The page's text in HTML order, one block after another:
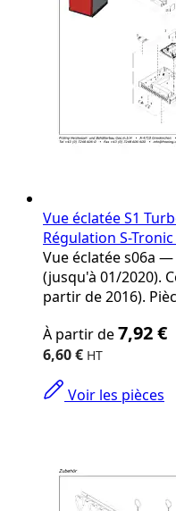
Vue éclatée S1
Régulation S-
Vue éclatée s06a
(jusqu'à 01/2020).
partir de 2016).
price
depends
the
the
product
À partir de7,92 €
6,60 €
Voir les pièces